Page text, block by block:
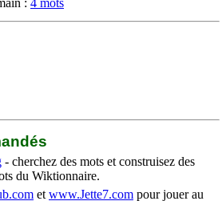
: 4 mots
- cherchez des mots et construisez des
du Wiktionnaire.
et www.Jette7.com pour jouer au